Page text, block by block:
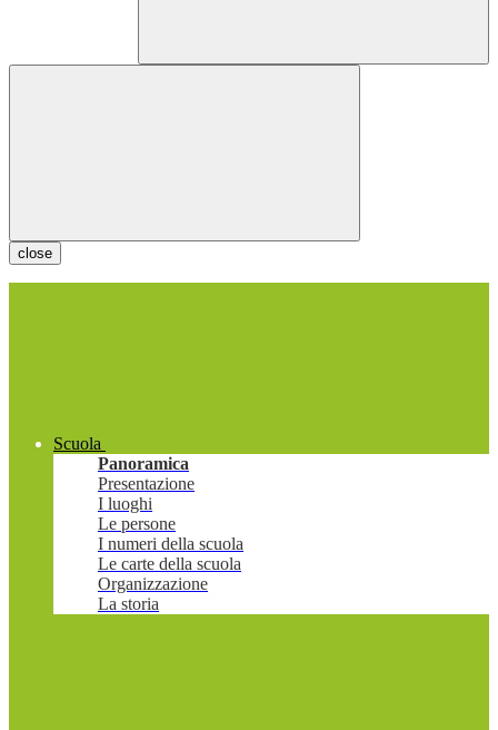
close
Scuola
Panoramica
Presentazione
I luoghi
Le persone
I numeri della scuola
Le carte della scuola
Organizzazione
La storia